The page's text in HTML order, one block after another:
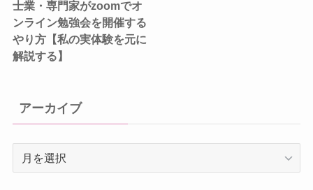
士業・専門家がzoomでオ
ンライン勉強会を開催する
やり方【私の実体験を元に
解説する】
アーカイブ